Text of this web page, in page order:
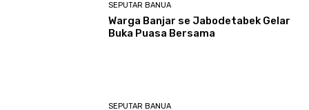
SEPUTAR BANUA
Warga Banjar se Jabodetabek Gelar
Buka Puasa Bersama
SEPUTAR BANUA